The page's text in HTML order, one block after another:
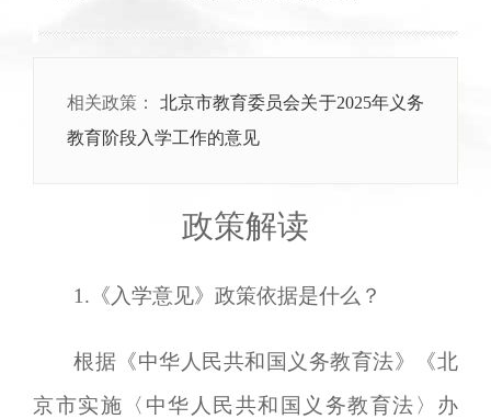
相关政策： 北京市教育委员会关于2025年义务
教育阶段入学工作的意见
政策解读
1.《入学意见》政策依据是什么？
根据《中华人民共和国义务教育法》《北
京市实施〈中华人民共和国义务教育法〉办